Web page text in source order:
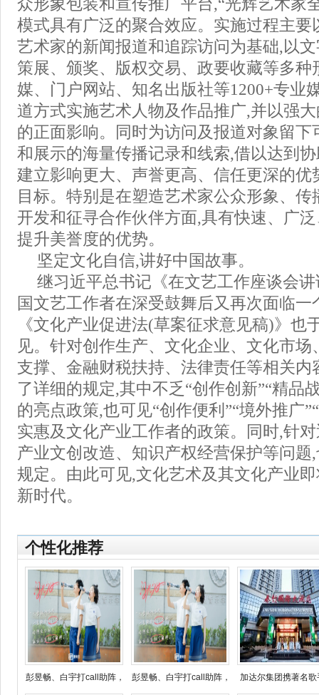
模式具有广泛的聚合效应。实施过程主要
艺术家的新闻报道和追踪访问为基础,以
策展、颁奖、版权交易、政要收藏等多种
媒、门户网站、知名出版社等1200+专业
道方式实施艺术人物及作品推广,并以强
的正面影响。同时为访问及报道对象留下
和展示的海量传播记录和线索,借以达到
建立影响更大、声誉更高、信任更深的优
目标。特别是在塑造艺术家公众形象、传
开发和征寻合作伙伴方面,具有快速、广
提升美誉度的优势。
坚定文化自信,讲好中国故事。
继习近平总书记《在文艺工作座谈会
国文艺工作者在深受鼓舞后又再次面临一
《文化产业促进法(草案征求意见稿)》也
见。针对创作生产、文化企业、文化市场
支撑、金融财税扶持、法律责任等相关内
了详细的规定,其中不乏“创作创新”“精品
的亮点政策,也可见“创作便利”“境外推广
实惠及文化产业工作者的政策。同时,针
产业文创改造、知识产权经营保护等问题
规定。由此可见,文化艺术及其文化产业
新时代。
个性化推荐
彭昱畅、白宇打call助阵， 彭昱畅、白宇打call助阵， 加达尔集团携著名歌